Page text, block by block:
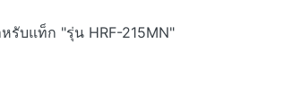
รับแท็ก "รุ่น HRF-215MN"